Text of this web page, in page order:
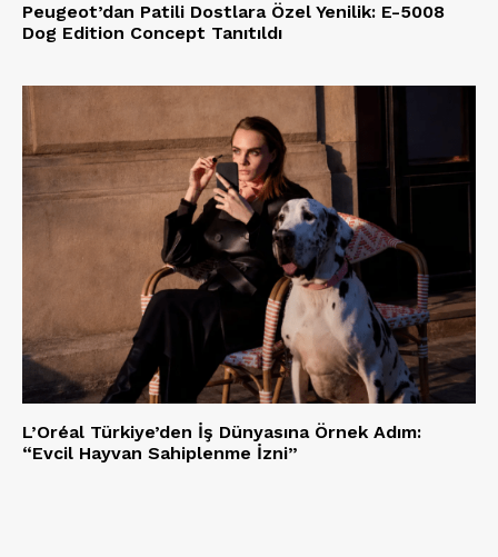
Peugeot’dan Patili Dostlara Özel Yenilik: E-5008
Dog Edition Concept Tanıtıldı
L’Oréal Türkiye’den İş Dünyasına Örnek Adım:
“Evcil Hayvan Sahiplenme İzni”